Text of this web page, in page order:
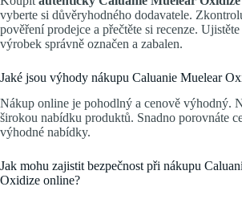
vyberte si důvěryhodného dodavatele.
pověření prodejce a přečtěte si recenze. Ujistěte
výrobek správně označen a zabalen.
Jaké jsou výhody nákupu Caluanie Muelear
Nákup online je pohodlný a cenově výhodný.
širokou nabídku produktů. Snadno porovnáte
výhodné nabídky.
Jak mohu zajistit bezpečnost při nákupu
Oxidize online?